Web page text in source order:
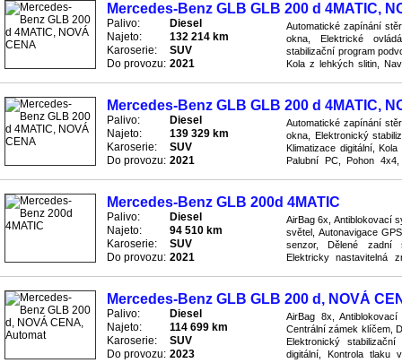
Mercedes-Benz GLB GLB 200 d 4MATIC,
Palivo:
Diesel
Najeto:
132 214 km
Karoserie:
SUV
Do provozu: 2021
Automatické zapínání
okna, Elektrické
stabilizační program
Kola z lehkých slitin,
Mercedes-Benz GLB GLB 200 d 4MATIC,
Palivo:
Diesel
Najeto:
139 329 km
Karoserie:
SUV
Do provozu: 2021
Automatické zapínání
okna, Elektronický
Klimatizace digitální,
Palubní PC, Pohon
Mercedes-Benz GLB 200d 4MATIC
Palivo:
Diesel
Najeto:
94 510 km
Karoserie:
SUV
Do provozu: 2021
AirBag 6x, Antiblokovací
světel, Autonavigace
senzor, Dělené zadní
Elektricky nastavitelná
Mercedes-Benz GLB GLB 200 d, NOVÁ
Palivo:
Diesel
Najeto:
114 699 km
Karoserie:
SUV
Do provozu: 2023
AirBag 8x,
Centrální zámek klíčem,
Elektronický
digitální, Kontrola tlaku